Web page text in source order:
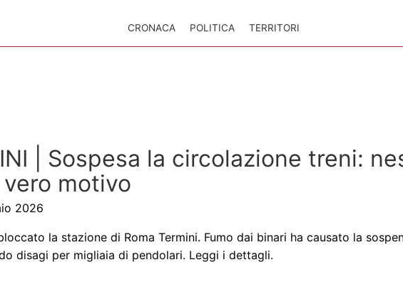
CRONACA POLITICA TERRITORI
| Sospesa la circolazione treni:
motivo
2026
la stazione di Roma Termini. Fumo dai binari ha causato la
disagi per migliaia di pendolari. Leggi i dettagli.